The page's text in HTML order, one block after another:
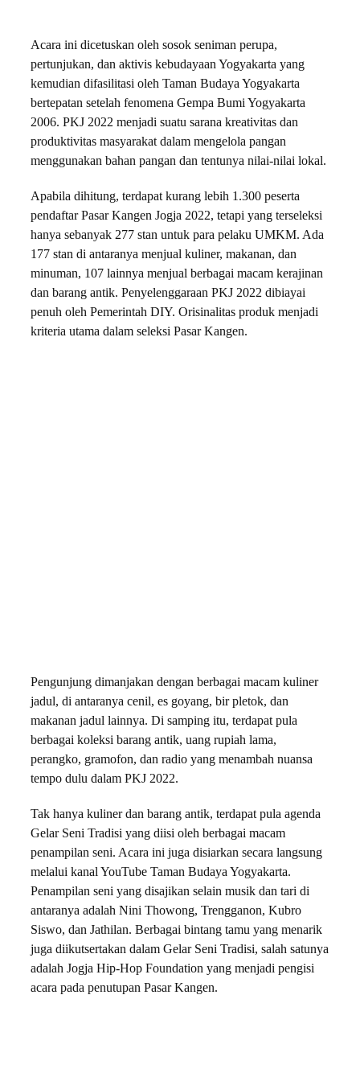
Acara ini dicetuskan oleh sosok seniman perupa,
pertunjukan, dan aktivis kebudayaan Yogyakarta yang
kemudian difasilitasi oleh Taman Budaya Yogyakarta
bertepatan setelah fenomena Gempa Bumi Yogyakarta
2006. PKJ 2022 menjadi suatu sarana kreativitas dan
produktivitas masyarakat dalam mengelola pangan
menggunakan bahan pangan dan tentunya nilai-nilai lokal.
Apabila dihitung, terdapat kurang lebih 1.300 peserta
pendaftar Pasar Kangen Jogja 2022, tetapi yang terseleksi
hanya sebanyak 277 stan untuk para pelaku UMKM. Ada
177 stan di antaranya menjual kuliner, makanan, dan
minuman, 107 lainnya menjual berbagai macam kerajinan
dan barang antik. Penyelenggaraan PKJ 2022 dibiayai
penuh oleh Pemerintah DIY. Orisinalitas produk menjadi
kriteria utama dalam seleksi Pasar Kangen.
Pengunjung dimanjakan dengan berbagai macam kuliner
jadul, di antaranya cenil, es goyang, bir pletok, dan
makanan jadul lainnya. Di samping itu, terdapat pula
berbagai koleksi barang antik, uang rupiah lama,
perangko, gramofon, dan radio yang menambah nuansa
tempo dulu dalam PKJ 2022.
Tak hanya kuliner dan barang antik, terdapat pula agenda
Gelar Seni Tradisi yang diisi oleh berbagai macam
penampilan seni. Acara ini juga disiarkan secara langsung
melalui kanal YouTube Taman Budaya Yogyakarta.
Penampilan seni yang disajikan selain musik dan tari di
antaranya adalah Nini Thowong, Trengganon, Kubro
Siswo, dan Jathilan. Berbagai bintang tamu yang menarik
juga diikutsertakan dalam Gelar Seni Tradisi, salah satunya
adalah Jogja Hip-Hop Foundation yang menjadi pengisi
acara pada penutupan Pasar Kangen.